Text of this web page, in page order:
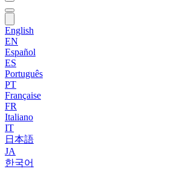
English
EN
Español
ES
Português
PT
Française
FR
Italiano
IT
日本語
JA
한국어